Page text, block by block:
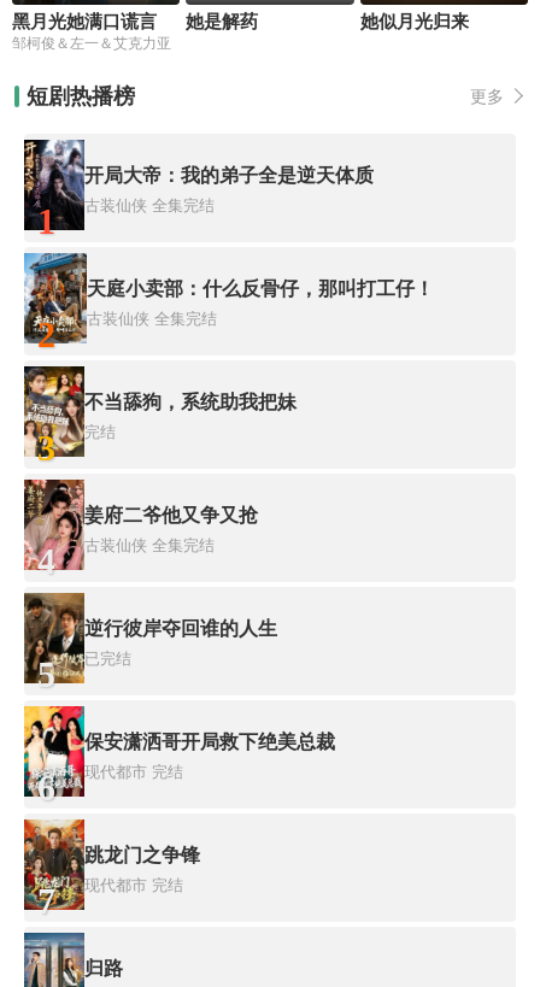
邹柯俊＆左一＆艾克力亚
她是解药 她似月光归来
短剧热播榜 更多
1
开局大帝：我的弟子全是逆天体质
古装仙侠 全集完结
2
天庭小卖部：什么反骨仔，那叫打工仔！
古装仙侠 全集完结
3
不当舔狗，系统助我把妹
完结
4
姜府二爷他又争又抢
古装仙侠 全集完结
5
逆行彼岸夺回谁的人生
已完结
6
保安潇洒哥开局救下绝美总裁
现代都市 完结
7
跳龙门之争锋
现代都市 完结
归路